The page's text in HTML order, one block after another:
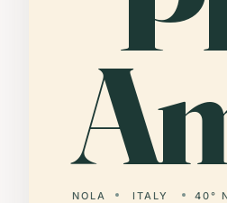
NOLA ITALY 40°